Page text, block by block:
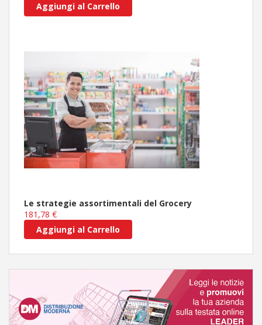
Aggiungi al Carrello
Le strategie assortimentali del Grocery
181,78 €
Aggiungi al Carrello